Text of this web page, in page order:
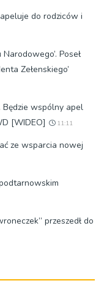
do rodziców i
Poseł
Zełenskiego’
wspólny apel
[WIDEO]
11:11
ze wsparcia nowej
przeszedł do